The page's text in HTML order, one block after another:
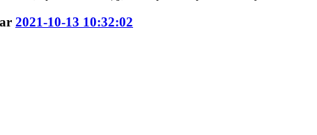
2021-10-13 10:32:02